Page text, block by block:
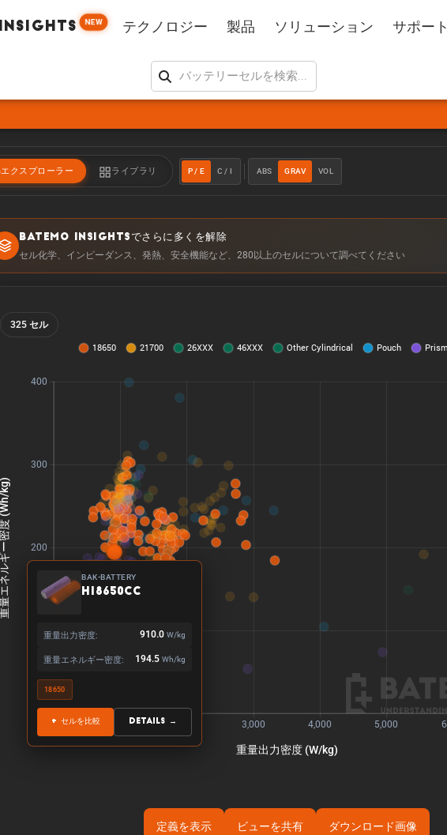
INSIGHTS NEW テクノロジー 製品 ソリューション サポート
エクスプローラー ライブラリ P / E C / I ABS GRAV VOL
BATEMO INSIGHTSでさらに多くを解除
セル化学、インピーダンス、発熱、安全機能など、280以上のセルについて調べてください
325 セル
BAK-BATTERY
H18650CC
重量出力密度: 910.0 W/kg
重量エネルギー密度: 194.5 Wh/kg
18650
+ セルを比較 Details →
定義を表示 ビューを共有 ダウンロード画像